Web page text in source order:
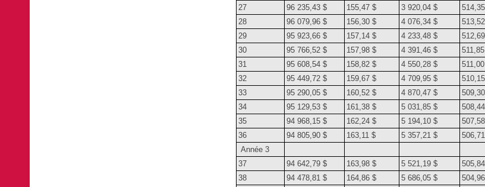
27
96 235,43 $ 155,47 $ 3 920,04 $
28
96 079,96 $ 156,30 $ 4 076,34 $
29
95 923,66 $ 157,14 $ 4 233,48 $
30
95 766,52 $ 157,98 $ 4 391,46 $
31
95 608,54 $ 158,82 $ 4 550,28 $
32
95 449,72 $ 159,67 $ 4 709,95 $
33
95 290,05 $ 160,52 $ 4 870,47 $
34
95 129,53 $ 161,38 $ 5 031,85 $
35
94 968,15 $ 162,24 $ 5 194,10 $
36
94 805,90 $ 163,11 $ 5 357,21 $
Année 3
37
94 642,79 $ 163,98 $ 5 521,19 $
38
94 478,81 $ 164,86 $ 5 686,05 $